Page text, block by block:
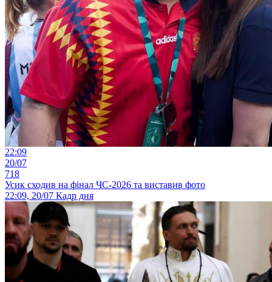
22:09
20/07
718
Усик сходив на фінал ЧС-2026 та виставив фото
22:09, 20/07 Кадр дня